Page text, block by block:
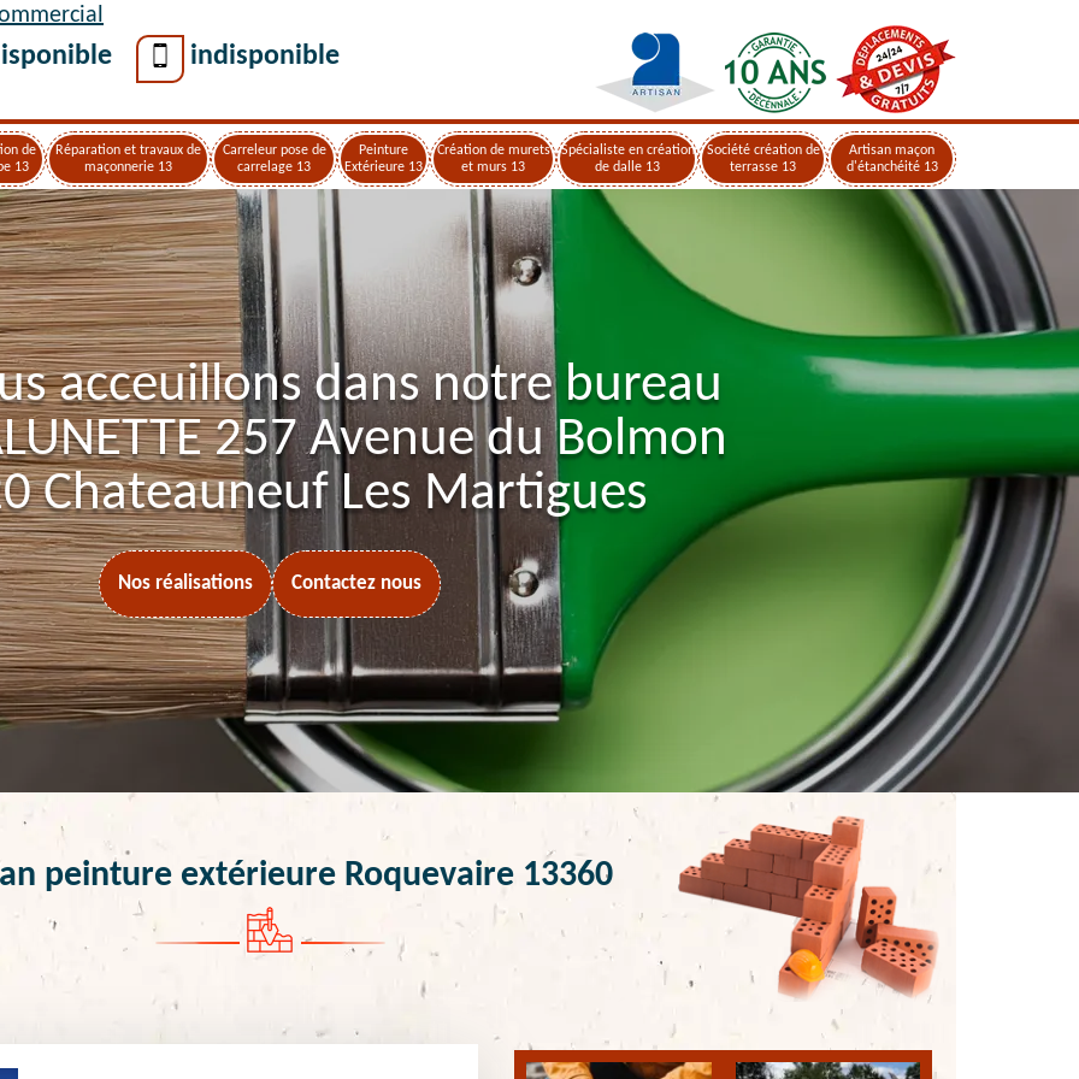
indisponible
de
13
Réparation et travaux de
maçonnerie 13
Carreleur pose de
carrelage 13
Peinture
Extérieure 13
Création de murets
et murs 13
Spécialiste en création
de dalle 13
Société création de
terrasse 13
Artisan maçon
d'étanchéité 13
acceuillons dans notre bureau
257 Avenue du Bolmon
Chateauneuf Les Martigues
Nos réalisations Contactez nous
peinture extérieure Roquevaire 13360